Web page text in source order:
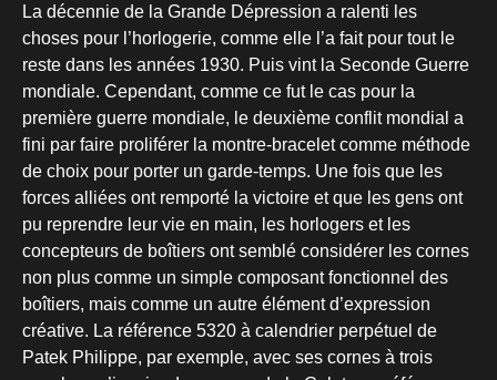
La décennie de la Grande Dépression a ralenti les
choses pour l’horlogerie, comme elle l’a fait pour tout le
reste dans les années 1930. Puis vint la Seconde Guerre
mondiale. Cependant, comme ce fut le cas pour la
première guerre mondiale, le deuxième conflit mondial a
fini par faire proliférer la montre-bracelet comme méthode
de choix pour porter un garde-temps. Une fois que les
forces alliées ont remporté la victoire et que les gens ont
pu reprendre leur vie en main, les horlogers et les
concepteurs de boîtiers ont semblé considérer les cornes
non plus comme un simple composant fonctionnel des
boîtiers, mais comme un autre élément d’expression
créative. La référence 5320 à calendrier perpétuel de
Patek Philippe, par exemple, avec ses cornes à trois